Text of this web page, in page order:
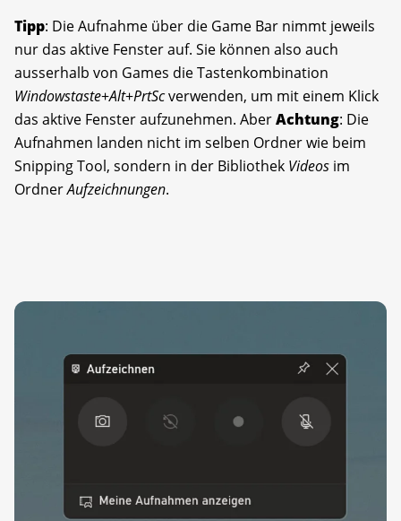
Tipp: Die Aufnahme über die Game Bar nimmt jeweils
nur das aktive Fenster auf. Sie können also auch
ausserhalb von Games die Tastenkombination
Windowstaste+Alt+PrtScverwenden, um mit einem Klick
das aktive Fenster aufzunehmen. AberAchtung: Die
Aufnahmen landen nicht im selben Ordner wie beim
Snipping Tool, sondern in der Bibliothek Videos im
OrdnerAufzeichnungen.